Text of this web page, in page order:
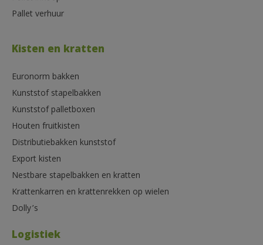
Pallet verhuur
Kisten en kratten
Euronorm bakken
Kunststof stapelbakken
Kunststof palletboxen
Houten fruitkisten
Distributiebakken kunststof
Export kisten
Nestbare stapelbakken en kratten
Krattenkarren en krattenrekken op wielen
Dolly’s
Logistiek